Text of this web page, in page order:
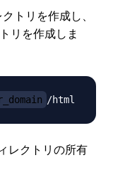
トリを作成し、
リを作成しま
レクトリの所有